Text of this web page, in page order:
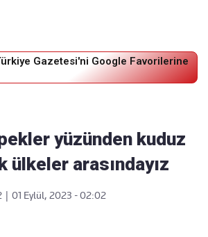
Gazetesi'ni Google Favorilerine
yüzünden kuduz
ülkeler arasındayız
01 Eylül, 2023 - 02:02